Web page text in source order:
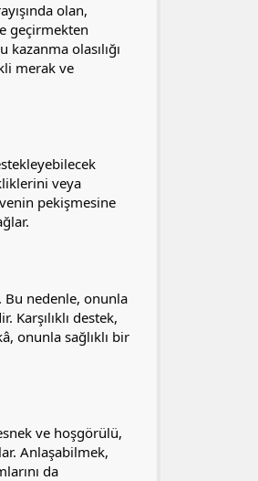
olan,
geçirmekten
olasılığı
merak ve
veya
pekişmesine
Bu nedenle, onunla
destek,
onunla sağlıklı bir
ve hoşgörülü,
Anlaşabilmek,
da